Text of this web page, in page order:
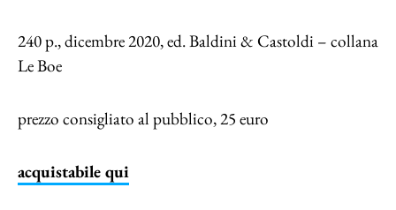
240 p., dicembre 2020, ed. Baldini & Castoldi – collana
Le Boe
prezzo consigliato al pubblico, 25 euro
acquistabile qui